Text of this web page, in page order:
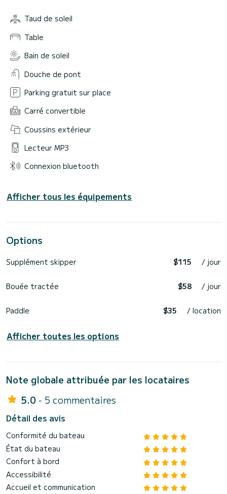
Taud de soleil
Table
Bain de soleil
Douche de pont
Parking gratuit sur place
Carré convertible
Coussins extérieur
Lecteur MP3
Connexion bluetooth
Afficher tous les équipements
Options
Supplément skipper $115 / jour
Bouée tractée $58 / jour
Paddle $35 / location
Afficher toutes les options
Note globale attribuée par les locataires
5.0 - 5 commentaires
Détail des avis
Conformité du bateau
État du bateau
Confort à bord
Accessibilité
Accueil et communication